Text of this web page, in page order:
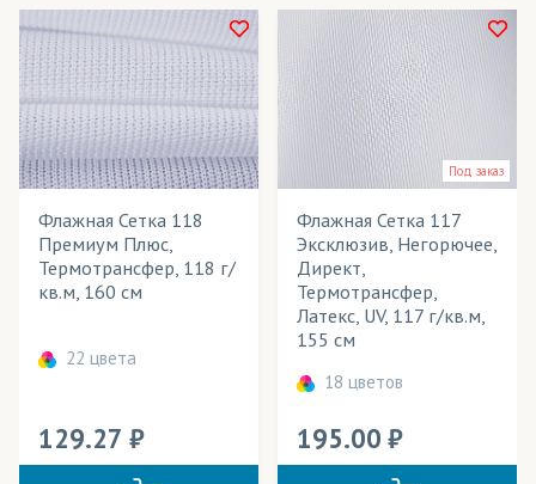
Флажная Сетка 118
Премиум Плюс,
Термотрансфер, 118 г/
кв.м, 160 см
22 цвета
129.27
Под заказ
Флажная Сетка 117
Эксклюзив, Негорючее,
Директ,
Термотрансфер,
Латекс, UV, 117 г/кв.м,
155 см
18 цветов
195.00